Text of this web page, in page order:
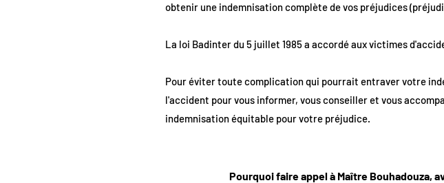
obtenir une indemnisation complète de vos préjudices
La loi Badinter du 5 juillet 1985 a accordé aux victimes
Pour éviter toute complication qui pourrait entraver votre
l'accident pour vous informer, vous conseiller et vous
indemnisation équitable pour votre préjudice.
Pourquoi faire appel à Maître Bouhadouza,